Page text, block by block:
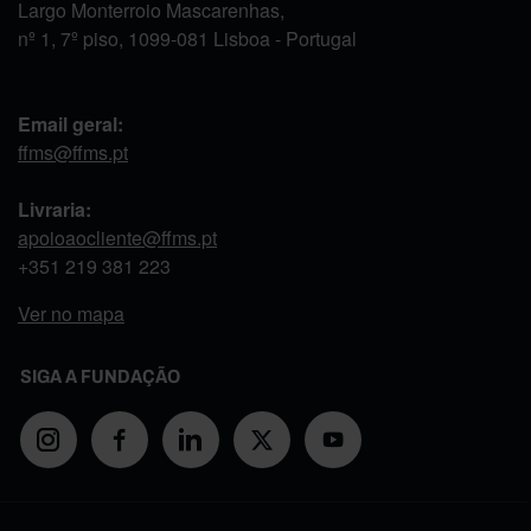
Largo Monterroio Mascarenhas,
nº 1, 7º piso, 1099-081 Lisboa - Portugal
Email geral:
ffms@ffms.pt
Livraria:
apoioaocliente@ffms.pt
+351 219 381 223
Ver no mapa
SIGA A FUNDAÇÃO